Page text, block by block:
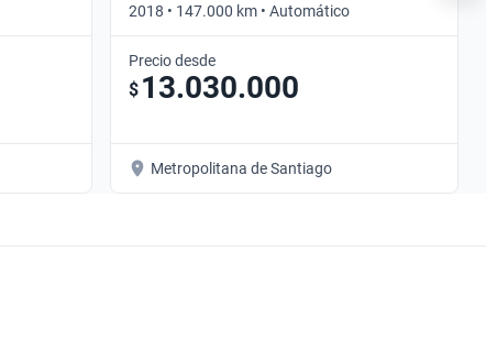
2018 • 147.000 km • Automático
Precio desde
$ 13.030.000
Metropolitana de Santiago